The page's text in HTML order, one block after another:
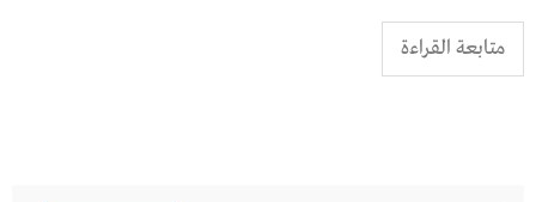
متابعة القراءة